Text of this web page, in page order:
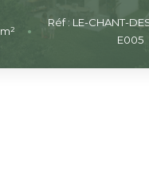
Notre Équipe
m² •
Réf : LE-CHANT-
E005